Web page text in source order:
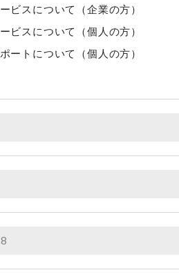
ビスについて（企業の方）
ビスについて（個人の方）
ートについて（個人の方）